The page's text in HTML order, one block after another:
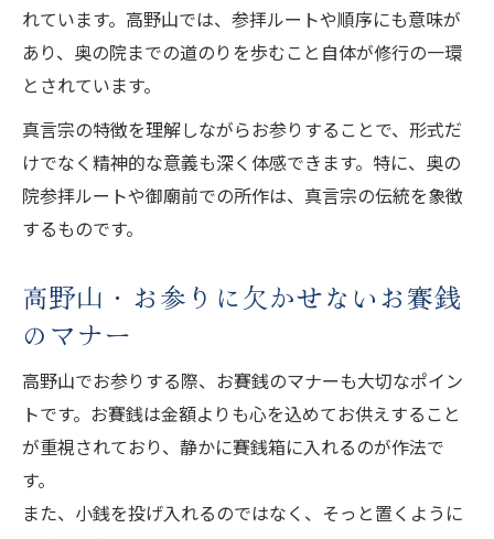
れています。高野山では、参拝ルートや順序にも意味が
あり、奥の院までの道のりを歩むこと自体が修行の一環
とされています。
真言宗の特徴を理解しながらお参りすることで、形式だ
けでなく精神的な意義も深く体感できます。特に、奥の
院参拝ルートや御廟前での所作は、真言宗の伝統を象徴
するものです。
高野山・お参りに欠かせないお賽銭
のマナー
高野山でお参りする際、お賽銭のマナーも大切なポイン
トです。お賽銭は金額よりも心を込めてお供えすること
が重視されており、静かに賽銭箱に入れるのが作法で
す。
また、小銭を投げ入れるのではなく、そっと置くように